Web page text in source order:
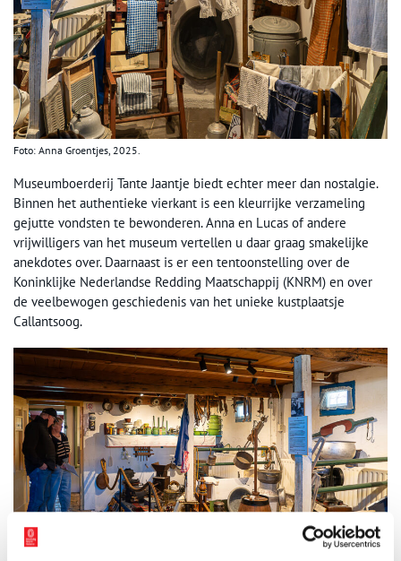
Foto: Anna Groentjes, 2025.
Museumboerderij Tante Jaantje biedt echter meer dan nostalgie.
Binnen het authentieke vierkant is een kleurrijke verzameling
gejutte vondsten te bewonderen. Anna en Lucas of andere
vrijwilligers van het museum vertellen u daar graag smakelijke
anekdotes over. Daarnaast is er een tentoonstelling over de
Koninklijke Nederlandse Redding Maatschappij (KNRM) en over
de veelbewogen geschiedenis van het unieke kustplaatsje
Callantsoog.